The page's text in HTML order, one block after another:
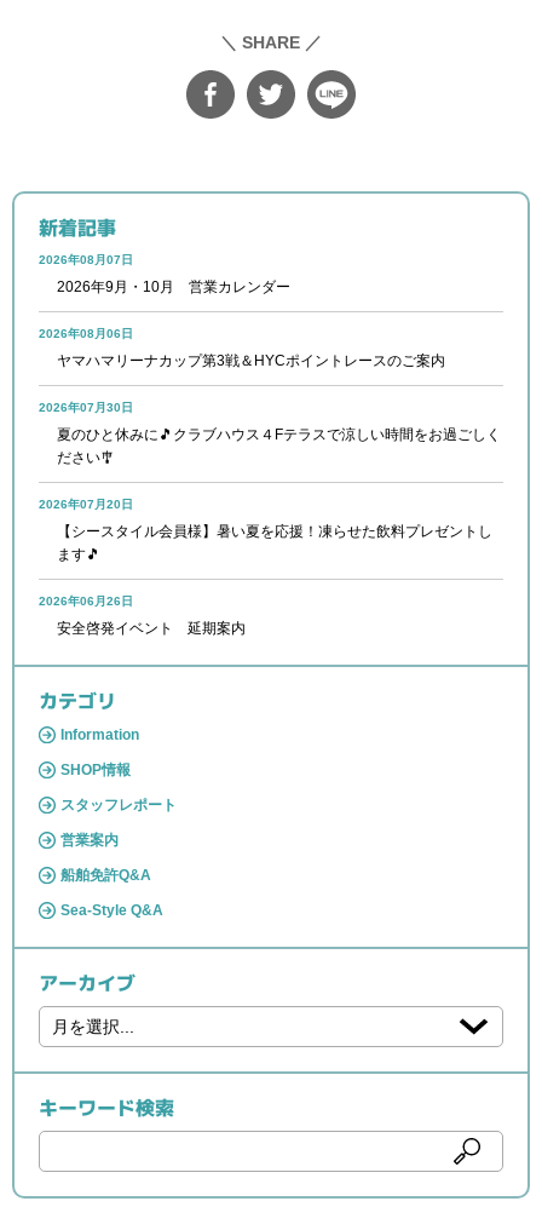
＼ SHARE ／
新着記事
2026年08月07日
2026年9月・10月 営業カレンダー
2026年08月06日
ヤマハマリーナカップ第3戦＆HYCポイントレースのご案内
2026年07月30日
夏のひと休みに🎵クラブハウス４Fテラスで涼しい時間をお過ごしく
ださい🎐
2026年07月20日
【シースタイル会員様】暑い夏を応援！凍らせた飲料プレゼントし
ます🎵
2026年06月26日
安全啓発イベント 延期案内
カテゴリ
Information
SHOP情報
スタッフレポート
営業案内
船舶免許Q&A
Sea-Style Q&A
アーカイブ
キーワード検索